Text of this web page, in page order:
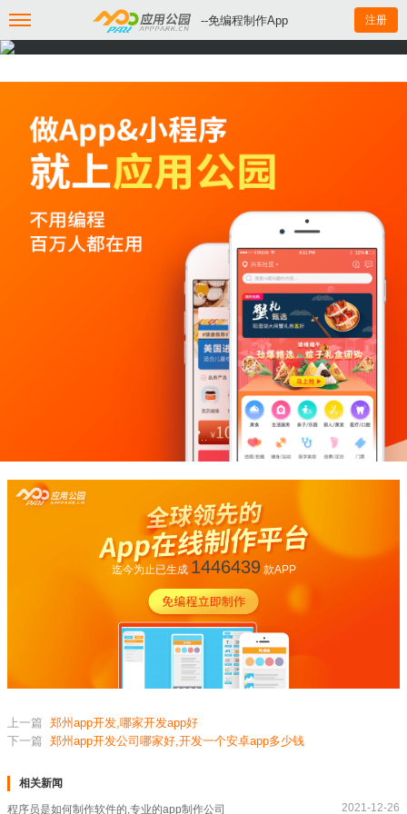
--免编程制作App 注册
迄今为止已生成 1446439款APP
上一篇 郑州app开发,哪家开发app好
下一篇 郑州app开发公司哪家好,开发一个安卓app多少钱
相关新闻
程序员是如何制作软件的,专业的app制作公司 2021-12-26